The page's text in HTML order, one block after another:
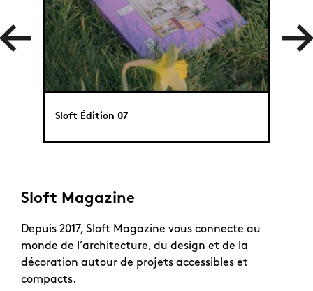
Sloft Édition 07
Sloft Magazine
Depuis 2017, Sloft Magazine vous connecte au
monde de l’architecture, du design et de la
décoration autour de projets accessibles et
compacts.